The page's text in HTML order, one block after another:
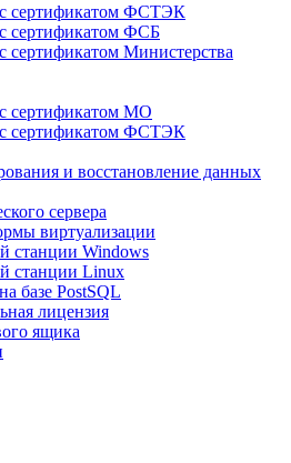
сертификатом ФСТЭК
сертификатом ФСБ
сертификатом Министерства
сертификатом МО
сертификатом ФСТЭК
и восстановление данных
сервера
виртуализации
станции Windows
станции Linux
базе PostSQL
лицензия
ящика